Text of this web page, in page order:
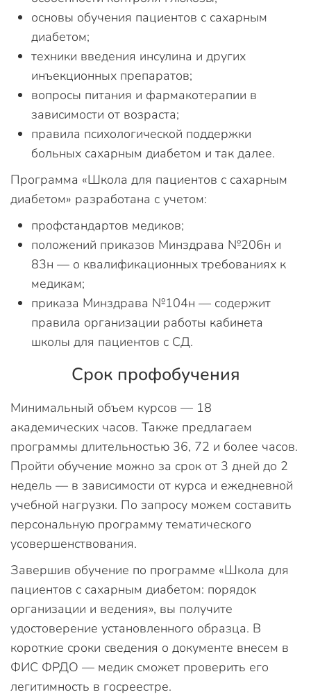
основы обучения пациентов с сахарным
диабетом;
техники введения инсулина и других
инъекционных препаратов;
вопросы питания и фармакотерапии в
зависимости от возраста;
правила психологической поддержки
больных сахарным диабетом и так далее.
Программа «Школа для пациентов с сахарным
диабетом» разработана с учетом:
профстандартов медиков;
положений приказов Минздрава №206н и
83н — о квалификационных требованиях к
медикам;
приказа Минздрава №104н — содержит
правила организации работы кабинета
школы для пациентов с СД.
Срок профобучения
Минимальный объем курсов — 18
академических часов. Также предлагаем
программы длительностью 36, 72 и более часов.
Пройти обучение можно за срок от 3 дней до 2
недель — в зависимости от курса и ежедневной
учебной нагрузки. По запросу можем составить
персональную программу тематического
усовершенствования.
Завершив обучение по программе «Школа для
пациентов с сахарным диабетом: порядок
организации и ведения», вы получите
удостоверение установленного образца. В
короткие сроки сведения о документе внесем в
ФИС ФРДО — медик сможет проверить его
легитимность в госреестре.